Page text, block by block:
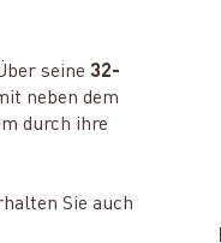
seine 32-
neben dem
durch ihre
Sie auch